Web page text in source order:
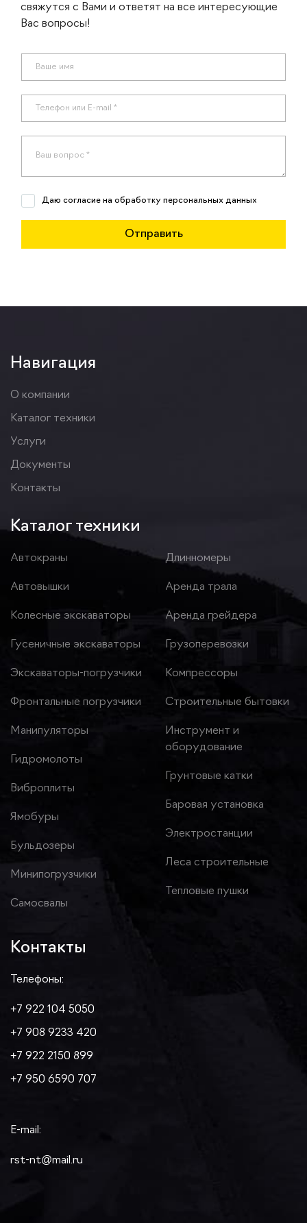
свяжутся с Вами и ответят на все интересующие
Вас вопросы!
Даю согласие на обработку персональных данных
Навигация
О компании
Каталог техники
Услуги
Документы
Контакты
Каталог техники
Автокраны
Автовышки
Колесные экскаваторы
Гусеничные экскаваторы
Экскаваторы-погрузчики
Фронтальные погрузчики
Манипуляторы
Гидромолоты
Виброплиты
Ямобуры
Бульдозеры
Минипогрузчики
Самосвалы
Длинномеры
Аренда трала
Аренда грейдера
Грузоперевозки
Компрессоры
Строительные бытовки
Инструмент и
оборудование
Грунтовые катки
Баровая установка
Электростанции
Леса строительные
Тепловые пушки
Контакты
Телефоны:
+7 922 104 5050
+7 908 9233 420
+7 922 2150 899
+7 950 6590 707
E-mail:
rst-nt@mail.ru